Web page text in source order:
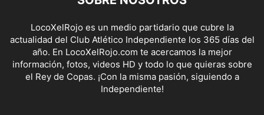
LocoXelRojo es un medio partidario que cubre la
actualidad del Club Atlético Independiente los 365 días del
año. En LocoXelRojo.com te acercamos la mejor
información, fotos, videos HD y todo lo que quieras sobre
el Rey de Copas. ¡Con la misma pasión, siguiendo a
Independiente!